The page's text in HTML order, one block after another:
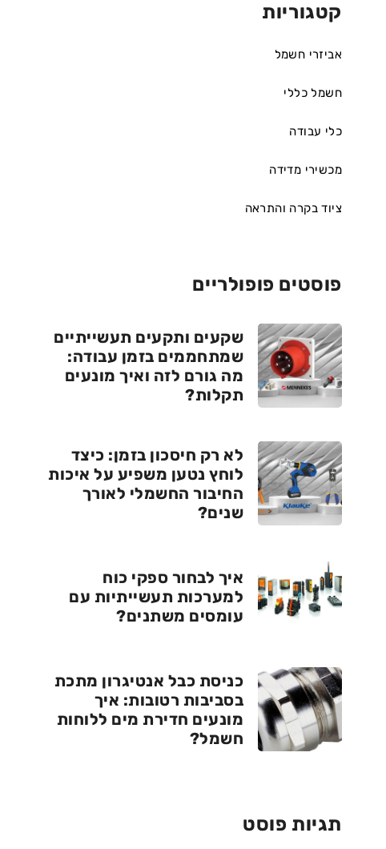
קטגוריות
אביזרי חשמל
חשמל כללי
כלי עבודה
מכשירי מדידה
ציוד בקרה והתראה
פוסטים פופולריים
שקעים ותקעים תעשייתיים
שמתחממים בזמן עבודה:
מה גורם לזה ואיך מונעים
תקלות?
לא רק חיסכון בזמן: כיצד
לוחץ נטען משפיע על איכות
החיבור החשמלי לאורך
שנים?
איך לבחור ספקי כוח
למערכות תעשייתיות עם
עומסים משתנים?
כניסת כבל אנטיגרון מתכת
בסביבות רטובות: איך
מונעים חדירת מים ללוחות
חשמל?
תגיות פוסט